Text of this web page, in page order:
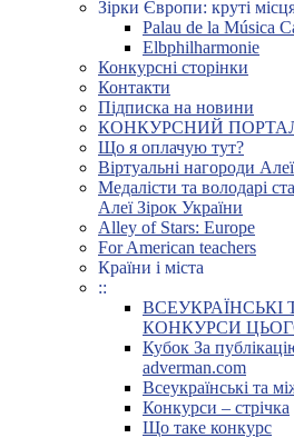
Зірки Європи: круті
Palau de la Música
Elbphilharmonie
Конкурсні сторінки
Контакти
Підписка на новини
КОНКУРСНИЙ
Що я оплачую тут?
Віртуальні нагороди
Медалісти та володарі
Алеї Зірок України
Alley of Stars: Europe
For American teachers
Країни і міста
::
ВСЕУКРАЇНСЬКІ
КОНКУРСИ
Кубок За
adverman.com
Всеукраїнські та
Конкурси – стрічка
Що таке конкурс